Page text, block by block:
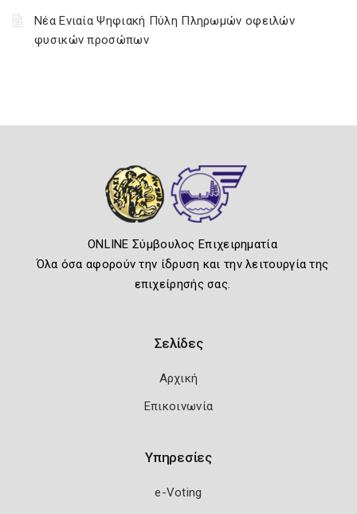
Νέα Ενιαία Ψηφιακή Πύλη Πληρωμών οφειλών
φυσικών προσώπων
ONLINE Σύμβουλος Επιχειρηματία
Όλα όσα αφορούν την ίδρυση και την λειτουργία της
επιχείρησής σας.
Σελίδες
Αρχική
Επικοινωνία
Υπηρεσίες
e-Voting